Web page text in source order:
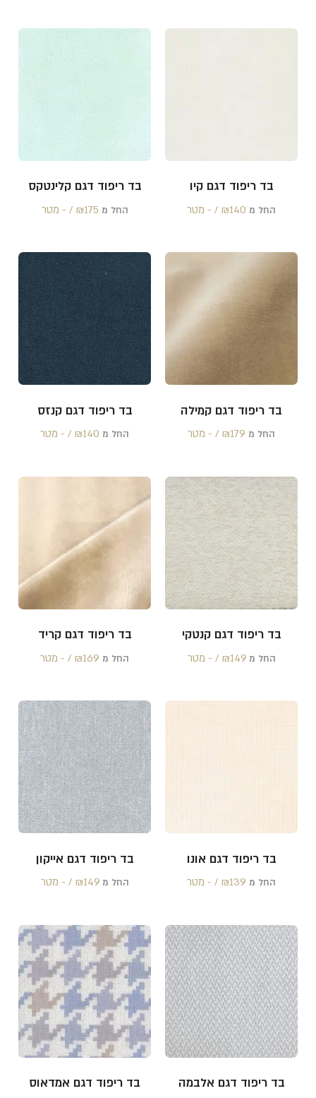
בד ריפוד דגם קיו
החל מ ₪140 /‏‏‎ ‎- מטר
בד ריפוד דגם קלינטקס
החל מ ₪175 /‏‏‎ ‎- מטר
בד ריפוד דגם קמילה
החל מ ₪179 /‏‏‎ ‎- מטר
בד ריפוד דגם קנזס
החל מ ₪140 /‏‏‎ ‎- מטר
בד ריפוד דגם קנטקי
החל מ ₪149 /‏‏‎ ‎- מטר
בד ריפוד דגם קריד
החל מ ₪169 /‏‏‎ ‎- מטר
בד ריפוד דגם אונו
החל מ ₪139 /‏‏‎ ‎- מטר
בד ריפוד דגם אייקון
החל מ ₪149 /‏‏‎ ‎- מטר
בד ריפוד דגם אלבמה בד ריפוד דגם אמדאוס